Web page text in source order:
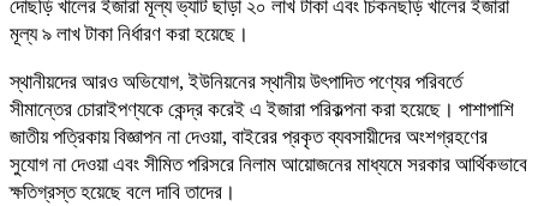
দোছড়ি খালের ইজারা মূল্য ভ্যাট ছাড়া ২০ লাখ টাকা এবং চিকনছড়ি খালের ইজারা
মূল্য ৯ লাখ টাকা নির্ধারণ করা হয়েছে।
স্থানীয়দের আরও অভিযোগ, ইউনিয়নের স্থানীয় উৎপাদিত পণ্যের পরিবর্তে
সীমান্তের চোরাইপণ্যকে কেন্দ্র করেই এ ইজারা পরিকল্পনা করা হয়েছে। পাশাপাশি
জাতীয় পত্রিকায় বিজ্ঞাপন না দেওয়া, বাইরের প্রকৃত ব্যবসায়ীদের অংশগ্রহণের
সুযোগ না দেওয়া এবং সীমিত পরিসরে নিলাম আয়োজনের মাধ্যমে সরকার আর্থিকভাবে
ক্ষতিগ্রস্ত হয়েছে বলে দাবি তাদের।